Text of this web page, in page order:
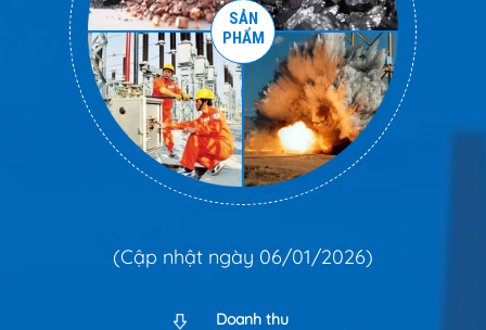
SẢN
PHẨM
(Cập nhật ngày 06/01/2026)
Doanh thu